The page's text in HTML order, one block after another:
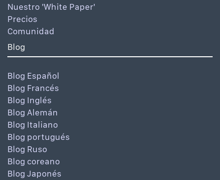
Nuestro 'White Paper'
Precios
Comunidad
Blog
Blog Español
Blog Francés
Blog Inglés
Blog Alemán
Blog Italiano
Blog portugués
Blog Ruso
Blog coreano
Blog Japonés